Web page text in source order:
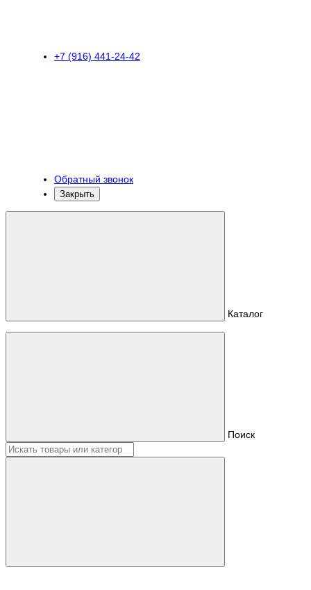
+7 (916) 441-24-42
Обратный звонок
Закрыть
Каталог
Поиск